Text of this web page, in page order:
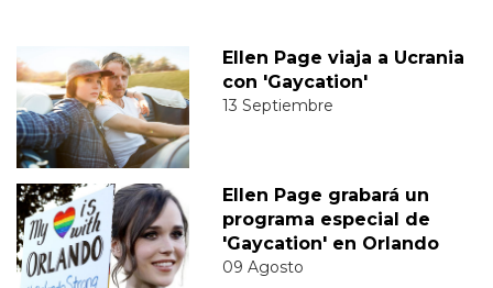
Ellen Page viaja a Ucrania
con 'Gaycation'
13 Septiembre
Ellen Page grabará un
programa especial de
'Gaycation' en Orlando
09 Agosto